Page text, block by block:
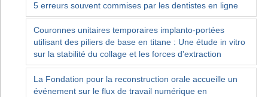
5 erreurs souvent commises par les dentistes en ligne
Couronnes unitaires temporaires implanto-portées
utilisant des piliers de base en titane : Une étude in vitro
sur la stabilité du collage et les forces d'extraction
La Fondation pour la reconstruction orale accueille un
événement sur le flux de travail numérique en